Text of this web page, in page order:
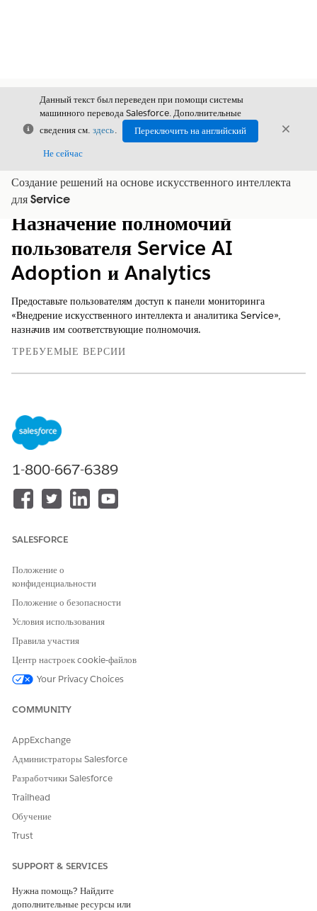
Закрыть
Данный текст был переведен при помощи системы
машинного перевода Salesforce. Дополнительные
сведения см. здесь.
Переключить на английский
Не сейчас
Создание решений на основе искусственного интеллекта
для ServiceПоказать содержание
Содержание
Назначение полномочий
пользователя Service AI
Adoption и Analytics
Предоставьте пользователям доступ к панели мониторинга
«Внедрение искусственного интеллекта и аналитика Service»,
назначив им соответствующие полномочия.
ТРЕБУЕМЫЕ ВЕРСИИ
На странице настройки внедрения и аналитики Service AI
перейдите в раздел «Настройка наборов полномочий
пользователя панели мониторинга».
Next Included App или пользователя Tableau Next Limited.
В шаге «Назначить набор полномочий Data Cloud
пользователям панели мониторинга» нажмите «
набор полномочий пользователя Data Cloud или архитектора
ПРИМЕЧАНИЕ
кредитное потребление Data Cloud. Просмотр панелей
мониторинга или применение фильтров также используют
кредиты Data Cloud. Вы можете отслеживать использование на
странице организации Org62 или обратившись к менеджеру по
1-800-667-6389
SALESFORCE
Положение о
конфиденциальности
Положение о безопасности
Условия использования
Правила участия
Центр настроек cookie-файлов
Your Privacy Choices
COMMUNITY
AppExchange
Администраторы Salesforce
Разработчики Salesforce
Trailhead
Обучение
Trust
SUPPORT & SERVICES
Нужна помощь? Найдите
дополнительные ресурсы или